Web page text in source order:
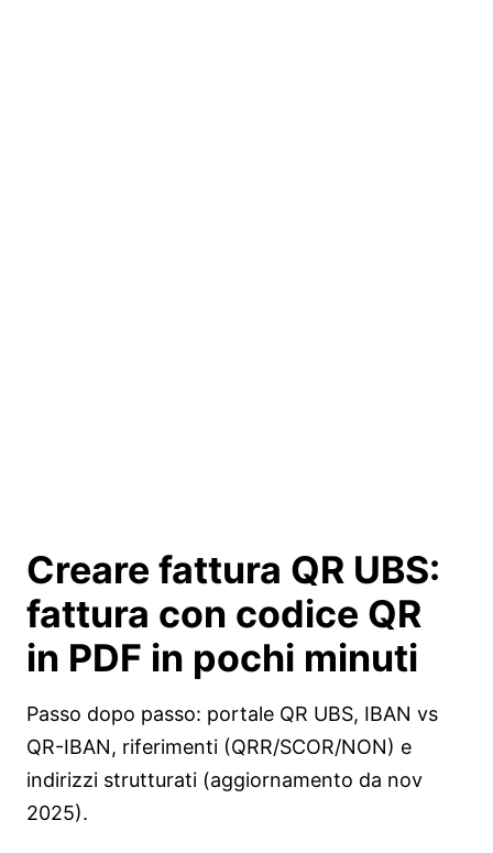
Creare fattura QR UBS:
fattura con codice QR
in PDF in pochi minuti
Passo dopo passo: portale QR UBS, IBAN vs
QR-IBAN, riferimenti (QRR/SCOR/NON) e
indirizzi strutturati (aggiornamento da nov
2025).